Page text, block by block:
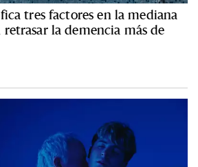
tres factores en la mediana
la demencia más de